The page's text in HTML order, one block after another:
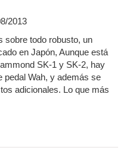
2013
sobre todo robusto, un
en Japón, Aunque está
SK-1 y SK-2, hay
pedal Wah, y además se
adicionales. Lo que más